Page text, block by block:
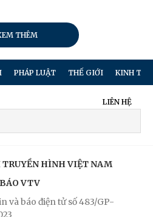
THÊM
PHÁP LUẬT THẾ GIỚI KINH TẾ
LIÊN HỆ
HÌNH VIỆT NAM
VTV
và báo điện tử số 483/GP-